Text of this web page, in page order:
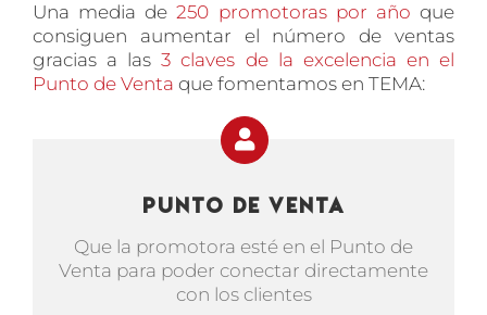
Una media de 250 promotoras por año que
consiguen aumentar el número de ventas
gracias a las 3 claves de la excelencia en el
Punto de Venta que fomentamos en TEMA:
Punto de Venta
Que la promotora esté en el Punto de
Venta para poder conectar directamente
con los clientes